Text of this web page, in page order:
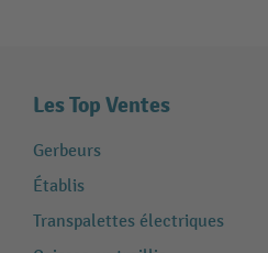
Les Top Ventes
Gerbeurs
Établis
Transpalettes électriques